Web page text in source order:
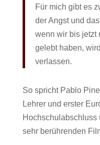
Für mich gibt es
der Angst und
wenn wir bis jetzt
gelebt haben,
verlassen.
So spricht Pablo
Lehrer und erster
Hochschulabschluss
sehr berührenden